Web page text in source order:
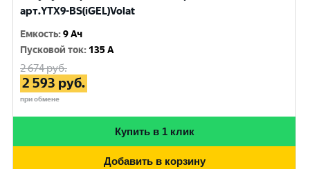
арт.YTX9-BS(iGEL)Volat
Емкость:9 Ач
Пусковой ток: 135 A
2 674руб.
2 593 руб.
при обмене
Купить в 1 клик
Добавить в корзину